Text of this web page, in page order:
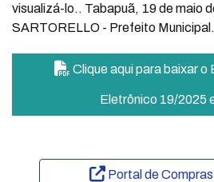
visualizá-lo. . Tabapuã, 19 de maio
SARTORELLO - Prefeito
Clique aqui para baixar o
Eletrônico 19/2025
Portal de